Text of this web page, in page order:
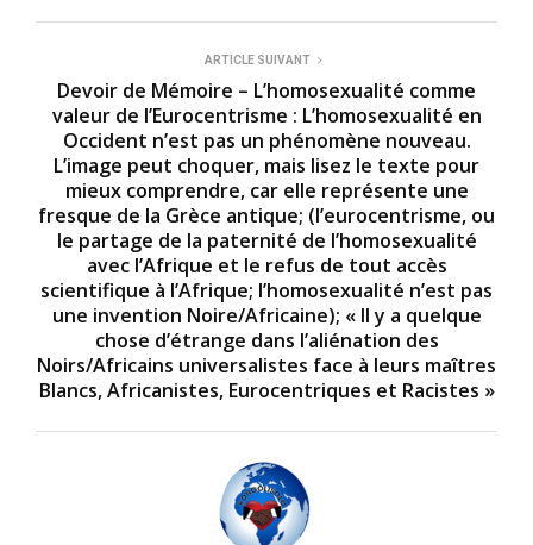
ARTICLE SUIVANT
Devoir de Mémoire – L’homosexualité comme
valeur de l’Eurocentrisme : L’homosexualité en
Occident n’est pas un phénomène nouveau.
L’image peut choquer, mais lisez le texte pour
mieux comprendre, car elle représente une
fresque de la Grèce antique; (l’eurocentrisme, ou
le partage de la paternité de l’homosexualité
avec l’Afrique et le refus de tout accès
scientifique à l’Afrique; l’homosexualité n’est pas
une invention Noire/Africaine); « Il y a quelque
chose d’étrange dans l’aliénation des
Noirs/Africains universalistes face à leurs maîtres
Blancs, Africanistes, Eurocentriques et Racistes »